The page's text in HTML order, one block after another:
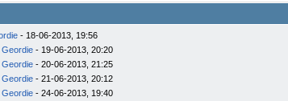
- 18-06-2013, 19:56
Geordie - 19-06-2013, 20:20
Geordie - 20-06-2013, 21:25
Geordie - 21-06-2013, 20:12
Geordie - 24-06-2013, 19:40